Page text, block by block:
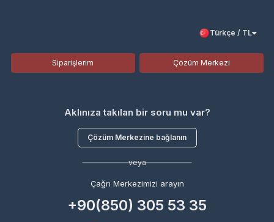
Türkçe / TL
Siparişlerim Çözüm Merkezi
Aklınıza takılan bir soru mu var?
Çözüm Merkezine bağlanın
veya
Çağrı Merkezimizi arayın
+90(850) 305 53 35